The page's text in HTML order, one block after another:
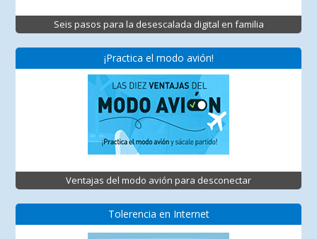
Seis pasos para la desescalada digital en familia
¡Practica el modo avión!
Ventajas del modo avión para desconectar
Tolerencia en Internet